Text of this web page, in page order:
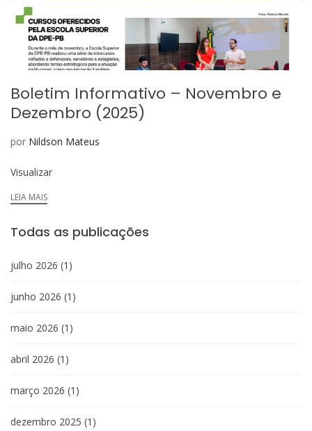
Boletim Informativo – Novembro e
Dezembro (2025)
por Nildson Mateus
Visualizar
LEIA MAIS
Todas as publicações
julho 2026 (1)
junho 2026 (1)
maio 2026 (1)
abril 2026 (1)
março 2026 (1)
dezembro 2025 (1)